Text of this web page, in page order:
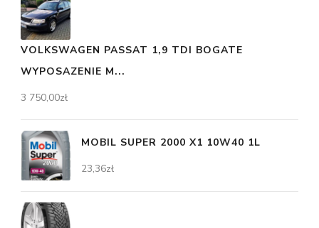
VOLKSWAGEN PASSAT 1,9 TDI BOGATE
WYPOSAZENIE M...
3 750,00zł
MOBIL SUPER 2000 X1 10W40 1L
23,36zł